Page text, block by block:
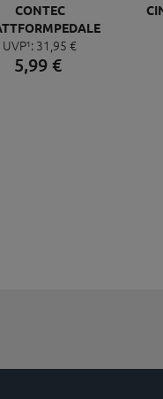
CONTEC
NEO DELUXE
UVP¹: 31, 95 €
5,99 €